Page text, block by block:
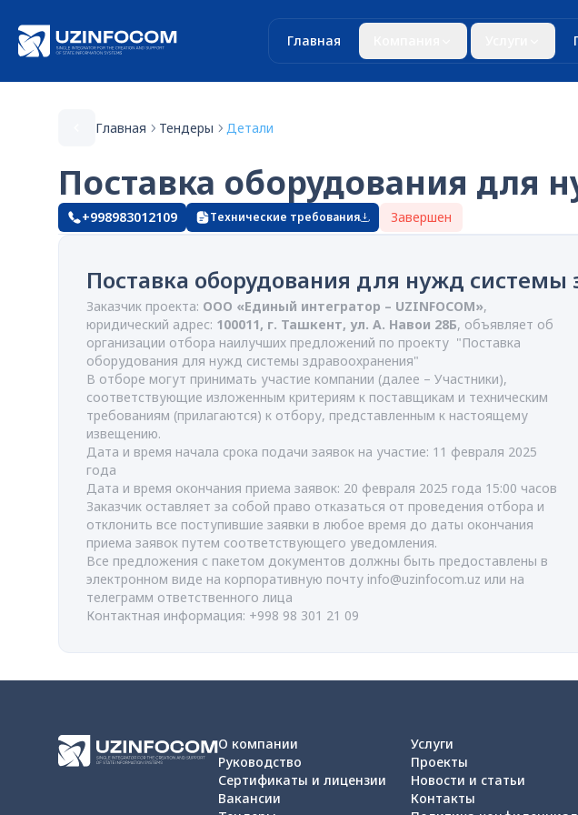
Главная
Главная Тендеры Детали
Поставка оборудования для
+998983012109 Технические требования Завершен
Поставка оборудования для нужд системы
Заказчик проекта: ООО «Единый интегратор – UZINFOCOM»,
юридический адрес: 100011, г. Ташкент, ул. А. Навои 28Б, объявляет об
организации отбора наилучших предложений по проекту "Поставка
оборудования для нужд системы здравоохранения"
В отборе могут принимать участие компании (далее – Участники),
соответствующие изложенным критериям к поставщикам и техническим
требованиям (прилагаются) к отбору, представленным к настоящему
извещению.
Дата и время начала срока подачи заявок на участие: 11 февраля 2025
года
Дата и время окончания приема заявок: 20 февраля 2025 года 15:00 часов
Заказчик оставляет за собой право отказаться от проведения отбора и
отклонить все поступившие заявки в любое время до даты окончания
приема заявок путем соответствующего уведомления.
Все предложения с пакетом документов должны быть предоставлены в
электронном виде на корпоративную почту info@uzinfocom.uz или на
телеграмм ответственного лица
Контактная информация: +998 98 301 21 09
О компании
Руководство
Сертификаты и лицензии
Вакансии
Услуги
Проекты
Новости и статьи
Контакты